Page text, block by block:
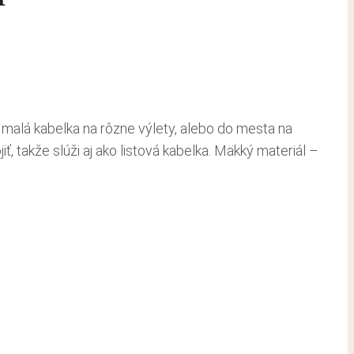
kabelka na rôzne výlety, alebo do mesta na
takže slúži aj ako listová kabelka. Mäkký materiál –